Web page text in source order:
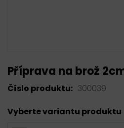
Příprava na brož
Číslo produktu: 300039
Vyberte variantu produktu